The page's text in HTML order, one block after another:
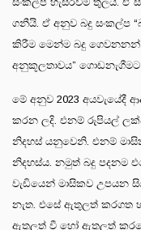
ගනීයි. ඒ අනුව බදු සංකල්ප
කිරීම මෙන්ම බදු ගෙවනනන්
අනුකූලතාවය” ගොඩනැගීමට
මේ අනුව 2023 අයවැයේදී
කරන ලදි. එනම් රුපියල්
නිදහස් යනුවෙනි. එනම්
නිදහස්ය. නමුත් බදු පදනම
වැඩියෙන් මාසිකව උපයන
නැත. එසේ ඇතුලත් කරගත
ඇතුලත් වී හෝ ඇතුලත්